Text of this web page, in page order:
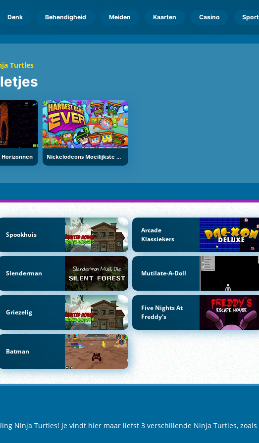
Denk Behendigheid Meiden Kaarten Casino Sport
Turtles
Horizonnen Nickelodeons Moeilijkste Game Ooit
Spookhuis
Arcade
Klassiekers
Slenderman Mutilate-A-Doll
Griezelig
Five Nights At
Freddy's
Batman
Ninja Turtles! Je vindt hier maar liefst 3 verschillende Ninja Turtles,